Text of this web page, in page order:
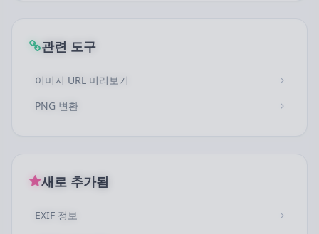
관련 도구
이미지 URL 미리보기
PNG 변환
새로 추가됨
EXIF 정보